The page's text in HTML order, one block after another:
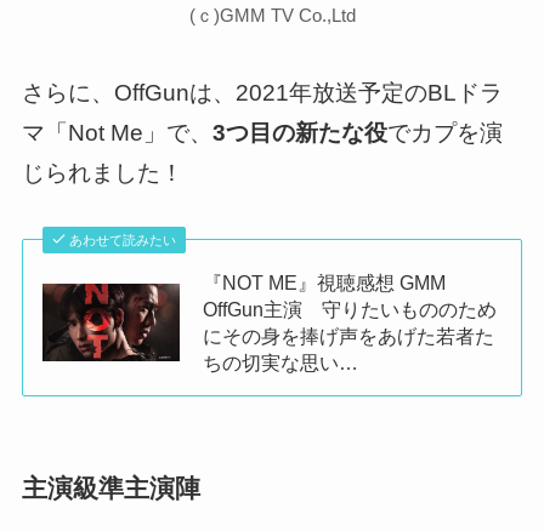
(ｃ)GMM TV Co.,Ltd
さらに、OffGunは、2021年放送予定のBLドラ
マ「Not Me」で、 3つ目の新たな役でカプを演
じられました！
あわせて読みたい
『NOT ME』視聴感想 GMM
OffGun主演 守りたいもののため
にその身を捧げ声をあげた若者た
ちの切実な思い…
主演級準主演陣